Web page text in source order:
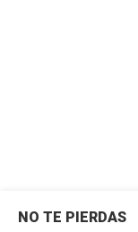
NO TE PIERDAS